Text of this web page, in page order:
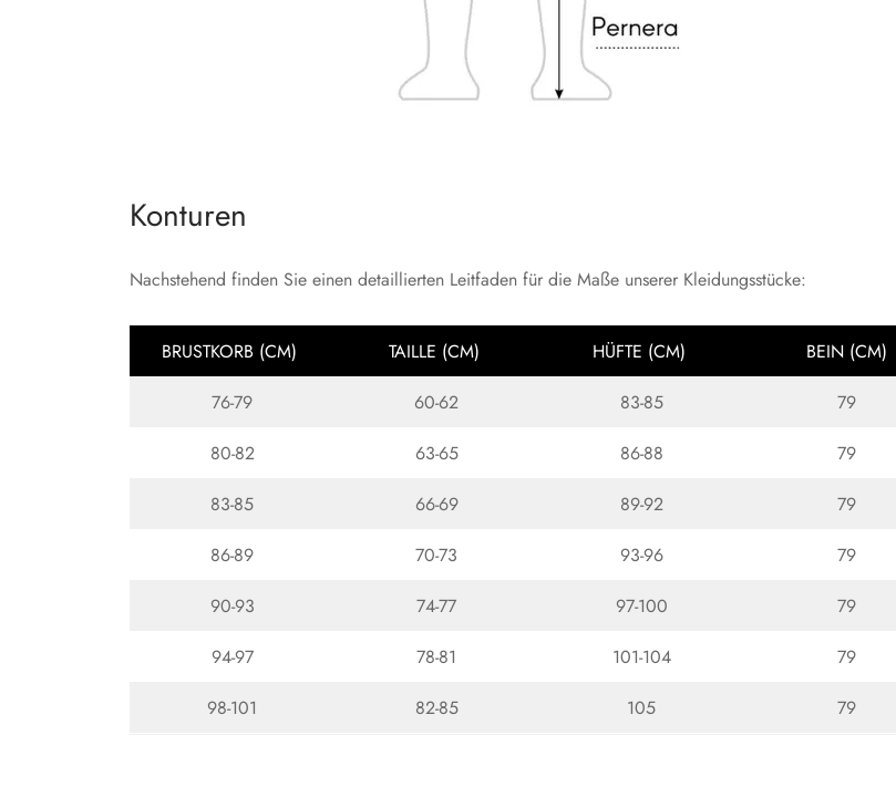
Konturen
Nachstehend finden Sie einen detaillierten Leitfaden für die Maße unserer Kleidungsstücke:
BRUSTKORB (CM) TAILLE (CM) HÜFTE (CM) BEIN (CM)
76-79
60-62 83-85 79
80-82
63-65 86-88 79
83-85
66-69 89-92 79
86-89
70-73 93-96 79
90-93
74-77 97-100 79
94-97
78-81 101-104 79
98-101
82-85 105 79